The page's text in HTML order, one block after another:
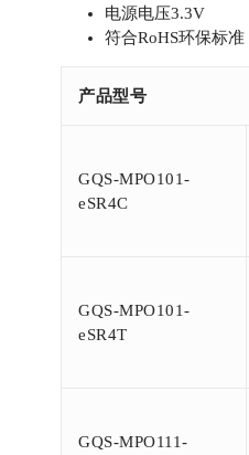
电源电压3.3V
符合RoHS环保标准
产品型号
GQS-MPO101-
eSR4C
GQS-MPO101-
eSR4T
GQS-MPO111-